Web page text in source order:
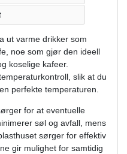
ut varme drikker som
noe som gjør den ideell
koselige kafeer.
slik at du
perfekte temperaturen.
for at eventuelle
søl og avfall, mens
sørger for effektiv
gir mulighet for samtidig